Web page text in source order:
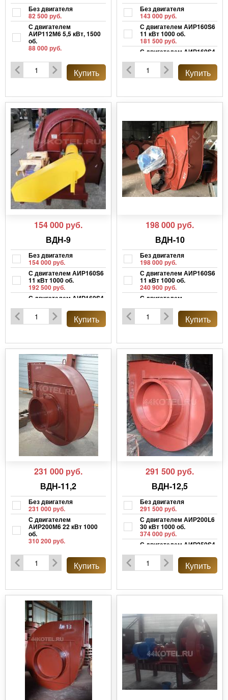
Без двигателя
82 500 руб.
С двигателем
АИР112М6 5,5 кВт, 1500
об.
88 000 руб.
АИР112М6 5,5 кВт, 1500
об.
88 000 руб.
Купить
Без двигателя
143 000 руб.
С двигателем АИР160S6
11 кВт 1000 об.
181 500 руб.
С двигателем АИР160S4
181 500 руб.
Купить
154 000 руб.
ВДН-9
Без двигателя
154 000 руб.
С двигателем АИР160S6
11 кВт 1000 об.
192 500 руб.
С двигателем АИР160S4
192 500 руб.
Купить
198 000 руб.
ВДН-10
Без двигателя
198 000 руб.
С двигателем АИР160S6
11 кВт 1000 об.
240 900 руб.
С двигателем
об.
266 200 руб. Купить
231 000 руб.
ВДН-11,2
Без двигателя
231 000 руб.
С двигателем
АИР200М6 22 кВт 1000
об.
310 200 руб.
45 кВт 1500 об.
335 500 руб. Купить
291 500 руб.
ВДН-12,5
Без двигателя
291 500 руб.
С двигателем АИР200L6
30 кВт 1000 об.
374 000 руб.
С двигателем АИР250S4
451 000 руб.
Купить